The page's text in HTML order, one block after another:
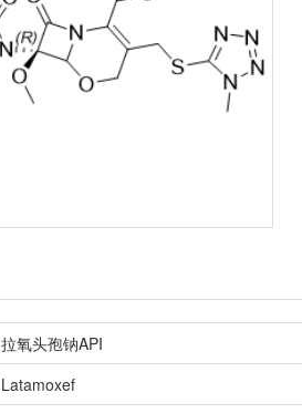
拉氧头孢钠API
Latamoxef